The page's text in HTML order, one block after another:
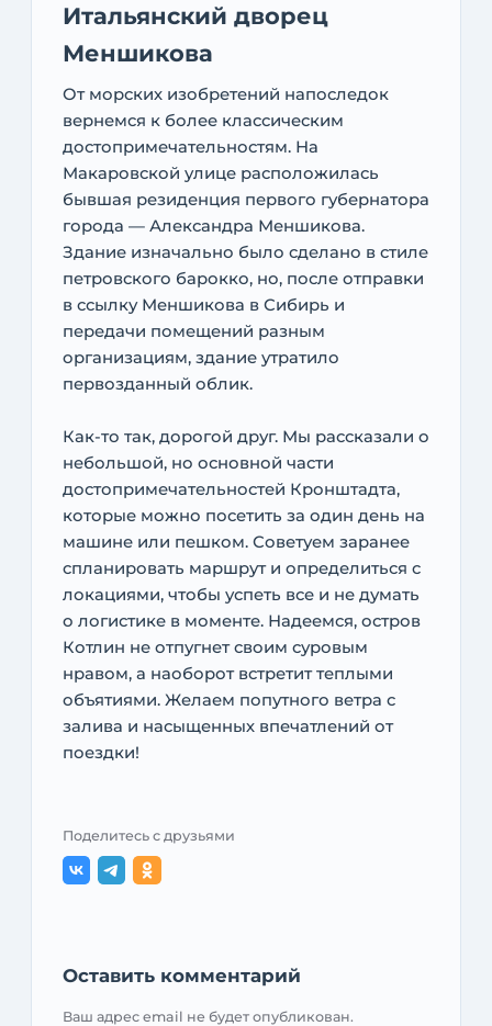
Итальянский дворец
Меншикова
От морских изобретений напоследок
вернемся к более классическим
достопримечательностям. На
Макаровской улице расположилась
бывшая резиденция первого губернатора
города — Александра Меншикова.
Здание изначально было сделано в стиле
петровского барокко, но, после отправки
в ссылку Меншикова в Сибирь и
передачи помещений разным
организациям, здание утратило
первозданный облик.
Как-то так, дорогой друг. Мы рассказали о
небольшой, но основной части
достопримечательностей Кронштадта,
которые можно посетить за один день на
машине или пешком. Советуем заранее
спланировать маршрут и определиться с
локациями, чтобы успеть все и не думать
о логистике в моменте. Надеемся, остров
Котлин не отпугнет своим суровым
нравом, а наоборот встретит теплыми
объятиями. Желаем попутного ветра с
залива и насыщенных впечатлений от
поездки!
Поделитесь с друзьями
Оставить комментарий
Ваш адрес email не будет опубликован.